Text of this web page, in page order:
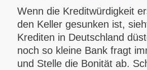
Wenn die Kreditwürdigkeit
den Keller gesunken ist,
Krediten in Deutschland
noch so kleine Bank fragt
und Stelle die Bonität ab.